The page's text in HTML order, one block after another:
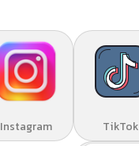
TikTok
Instagram